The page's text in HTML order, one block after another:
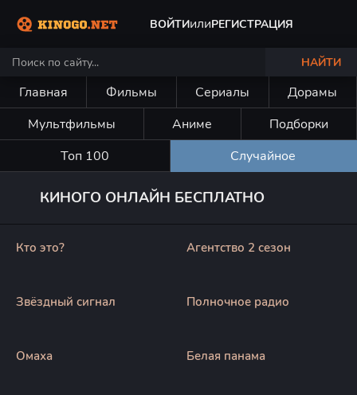
ВОЙТИилиРЕГИСТРАЦИЯ
НАЙТИ
Главная Фильмы Сериалы
Дорамы
Мультфильмы
Аниме
Подборки
Топ 100
Случайное
КИНОГО ОНЛАЙН БЕСПЛАТНО
Кто это? Агентство 2 сезон
Звёздный сигнал Полночное радио
Омаха Белая панама